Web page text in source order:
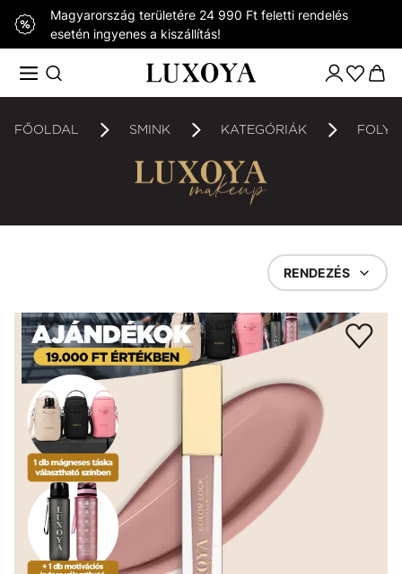
Magyarország területére 24 990 Ft feletti rendelés
esetén ingyenes a kiszállítás!
FŐOLDAL SMINK KATEGÓRIÁK
RENDEZÉS